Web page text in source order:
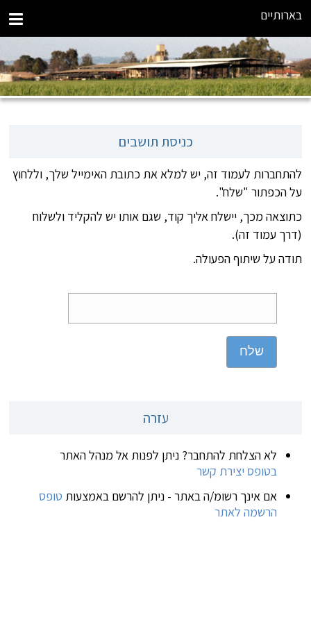
בארותיים
כניסת תושבים
להתחברות לעמוד זה, יש למלא את כתובת האימייל שלך, וללחוץ
על הכפתור "שלח".
כתוצאה מכך, יישלח אליך קוד, שגם אותו יש להקליד ולשלוח
(דרך עמוד זה).
תודה על שיתוף הפעולה.
שלח
עזרה
לא הצלחת להתחבר? ניתן לפנות אל מנהל האתר
בטופס יצירת קשר
אם אינך רשומ/ה באתר - ניתן להרשם באמצעות טופס
הרשמה לאתר